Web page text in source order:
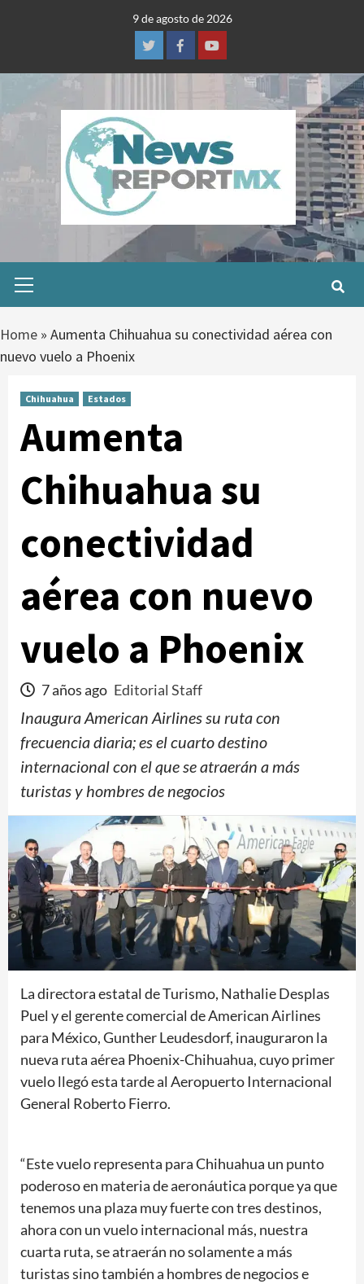
9 de agosto de 2026
TwitterFacebookYoutube
Menu
Home » Aumenta Chihuahua su conectividad aérea con
nuevo vuelo a Phoenix
Chihuahua Estados
Aumenta
Chihuahua su
conectividad
aérea con nuevo
vuelo a Phoenix
7 años ago Editorial Staff
Inaugura American Airlines su ruta con
frecuencia diaria; es el cuarto destino
internacional con el que se atraerán a más
turistas y hombres de negocios
La directora estatal de Turismo, Nathalie Desplas
Puel y el gerente comercial de American Airlines
para México, Gunther Leudesdorf, inauguraron la
nueva ruta aérea Phoenix-Chihuahua, cuyo primer
vuelo llegó esta tarde al Aeropuerto Internacional
General Roberto Fierro.
“Este vuelo representa para Chihuahua un punto
poderoso en materia de aeronáutica porque ya que
tenemos una plaza muy fuerte con tres destinos,
ahora con un vuelo internacional más, nuestra
cuarta ruta, se atraerán no solamente a más
turistas sino también a hombres de negocios e